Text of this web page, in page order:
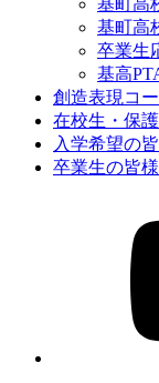
基町高
基町高
卒業生
基高
創造表現コ
在校生・保
入学希望の
卒業生の皆